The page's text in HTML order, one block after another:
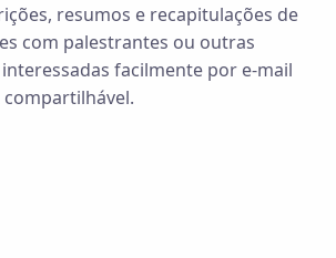
resumos e recapitulações de
com palestrantes ou outras
facilmente por e-mail